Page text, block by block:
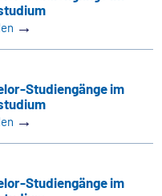
→
Studiengänge im
→
Studiengänge im